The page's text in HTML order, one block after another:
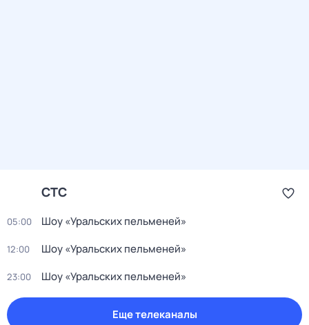
СТС
05:00 Шоу «Уральских пельменей»
12:00 Шоу «Уральских пельменей»
23:00 Шоу «Уральских пельменей»
Еще телеканалы